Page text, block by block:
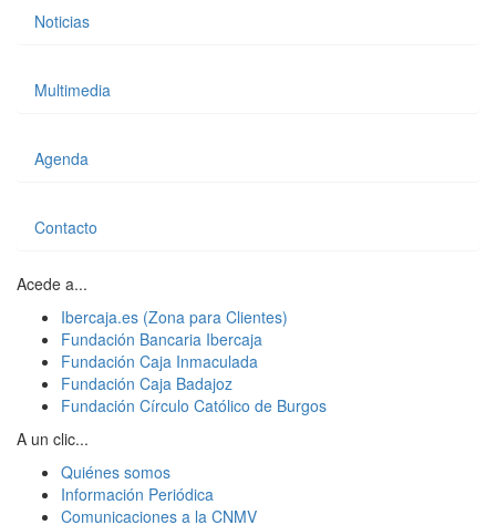
Noticias
Multimedia
Agenda
Contacto
Acede a...
Ibercaja.es (Zona para Clientes)
Fundación Bancaria Ibercaja
Fundación Caja Inmaculada
Fundación Caja Badajoz
Fundación Círculo Católico de Burgos
A un clic...
Quiénes somos
Información Periódica
Comunicaciones a la CNMV